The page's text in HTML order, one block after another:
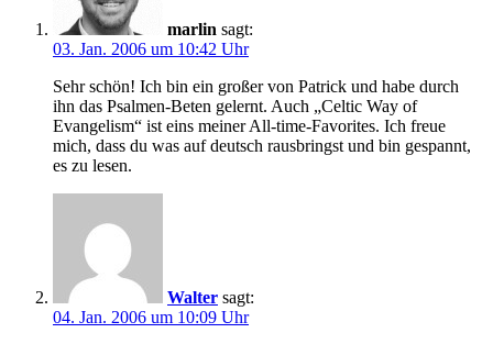
marlin sagt:
03. Jan. 2006 um 10:42 Uhr
Sehr schön! Ich bin ein großer von Patrick und habe durch
ihn das Psalmen-Beten gelernt. Auch „Celtic Way of
Evangelism“ ist eins meiner All-time-Favorites. Ich freue
mich, dass du was auf deutsch rausbringst und bin gespannt,
es zu lesen.
Walter sagt:
04. Jan. 2006 um 10:09 Uhr